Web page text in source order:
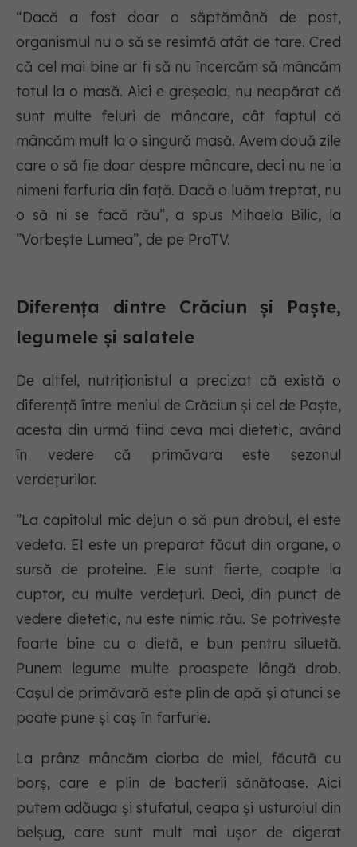
“Dacă a fost doar o săptămână de post,
organismul nu o să se resimtă atât de tare. Cred
că cel mai bine ar fi să nu încercăm să mâncăm
totul la o masă. Aici e greșeala, nu neapărat că
sunt multe feluri de mâncare, cât faptul că
mâncăm mult la o singură masă. Avem două zile
care o să fie doar despre mâncare, deci nu ne ia
nimeni farfuria din față. Dacă o luăm treptat, nu
o să ni se facă rău”, a spus Mihaela Bilic, la
”Vorbește Lumea”, de pe ProTV.
Diferența dintre Crăciun și Paște,
legumele și salatele
De altfel, nutriționistul a precizat că există o
diferență între meniul de Crăciun și cel de Paște,
acesta din urmă fiind ceva mai dietetic, având
în vedere că primăvara este sezonul
verdețurilor.
”La capitolul mic dejun o să pun drobul, el este
vedeta. El este un preparat făcut din organe, o
sursă de proteine. Ele sunt fierte, coapte la
cuptor, cu multe verdețuri. Deci, din punct de
vedere dietetic, nu este nimic rău. Se potrivește
foarte bine cu o dietă, e bun pentru siluetă.
Punem legume multe proaspete lângă drob.
Cașul de primăvară este plin de apă și atunci se
poate pune și caș în farfurie.
La prânz mâncăm ciorba de miel, făcută cu
borș, care e plin de bacterii sănătoase. Aici
putem adăuga și stufatul, ceapa și usturoiul din
belșug, care sunt mult mai ușor de digerat